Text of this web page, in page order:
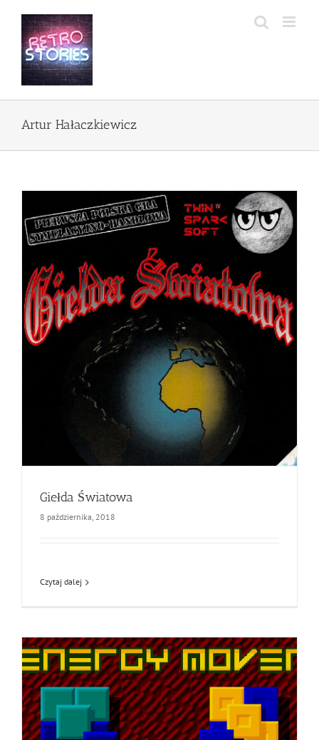
zawartości
Artur Hałaczkiewicz
Giełda Światowa
8 października, 2018
Czytaj dalej